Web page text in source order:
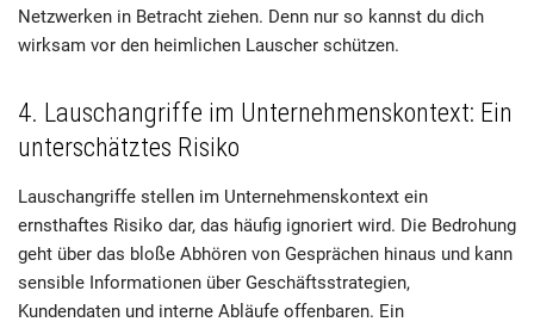
Netzwerken in Betracht ziehen. Denn nur so kannst du dich
wirksam vor den heimlichen Lauscher schützen.
4. Lauschangriffe im Unternehmenskontext: Ein
unterschätztes Risiko
Lauschangriffe stellen im Unternehmenskontext ein
ernsthaftes Risiko dar, das häufig ignoriert wird. Die Bedrohung
geht über das bloße Abhören von Gesprächen hinaus und kann
sensible Informationen über Geschäftsstrategien,
Kundendaten und interne Abläufe offenbaren. Ein